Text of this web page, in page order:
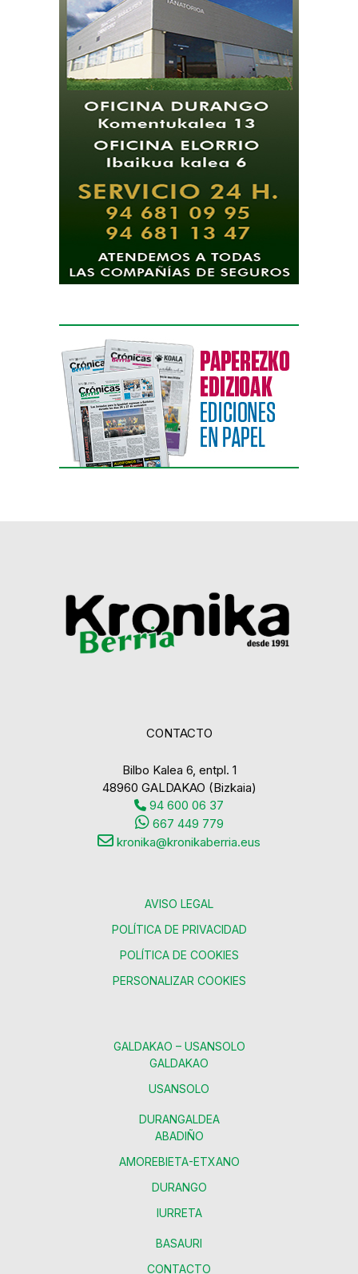
CONTACTO
Bilbo Kalea 6, entpl. 1
48960 GALDAKAO (Bizkaia)
94 600 06 37
667 449 779
kronika@kronikaberria.eus
AVISO LEGAL
POLÍTICA DE PRIVACIDAD
POLÍTICA DE COOKIES
PERSONALIZAR COOKIES
GALDAKAO – USANSOLO
GALDAKAO
USANSOLO
DURANGALDEA
ABADIÑO
AMOREBIETA-ETXANO
DURANGO
IURRETA
BASAURI
CONTACTO